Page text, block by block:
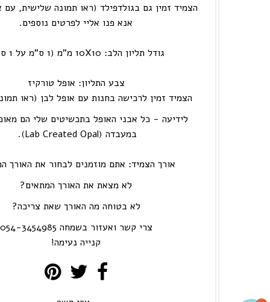
הצמיד זמין גם בגולדפילד (ראו תמונה שלישית,
אנא פנו אליי לפרטים נוספים.
גודל תליון הלב: 10X10 מ"מ (1 ס"מ על 1 ס"מ)
צבע התליון: אופל טורקיז
הצמיד זמין לרכישה בחנות עם אופל לבן (ראו
לידיעה - כל אבני האופל בתכשיטים שלי הם
במעבדה (Lab Created Opal).
אורך הצמיד: אתם מוזמנים לבחור את האורך
לא מצאת את האורך המתאים?
לא בטוחה מה האורך שאת צריכה?
צרי קשר ואעזור בשמחה 054-3454985
קנייה נעימה!